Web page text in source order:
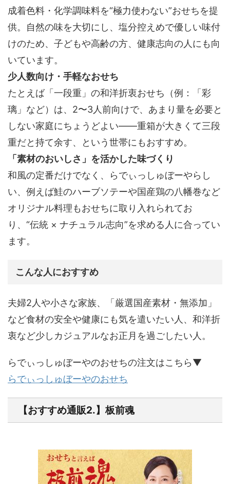
成着色料・化学調味料を“極力使わない”おせちを提
供。自然の味を大切にし、塩分控えめで優しい味付
けのため、子どもや高齢の方、健康志向の人にも向
いています。
少人数向け・手軽なおせち
たとえば「一段重」の和洋折衷おせち（例：「彩
璃」など）は、2〜3人前向けで、あまり量を必要と
しない家庭にちょうどよい――重箱が大きくて三段
重だと持て余す、という世帯にもおすすめ。
「素材のおいしさ」を活かした味づくり
和風の定番だけでなく、らでぃっしゅぼーやらし
い、例えば鮭のハーブソテーや国産鶏の八幡巻など
オリジナル料理もおせちに取り入れられてお
り、 “伝統 × ナチュラル志向”を求める人に合ってい
ます。
こんな人におすすめ
夫婦2人や小さな家族、「厳選国産素材・無添加」
など食材の安全や健康にも気を遣いたい人、和洋折
衷など少しカジュアルなお正月を過ごしたい人。
らでぃっしゅぼーやのおせちの注文はこちら▼
らでぃっしゅぼーやのおせち
【おすすめ通販2.】板前魂